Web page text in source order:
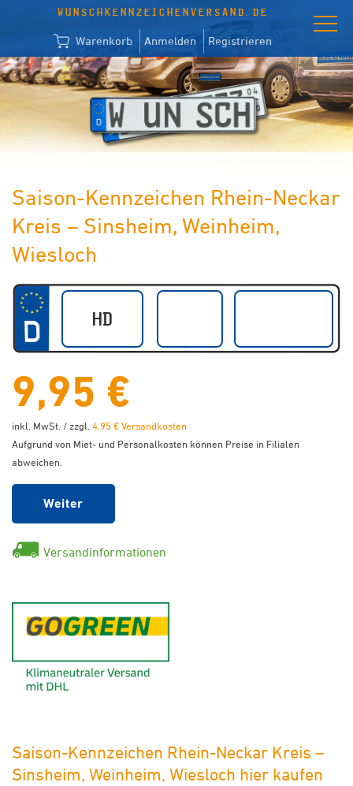
WUNSCHKENNZEICHENVERSAND.DE
Warenkorb Anmelden Registrieren
Saison-Kennzeichen Rhein-Neckar
Kreis – Sinsheim, Weinheim,
Wiesloch
9,95 €
inkl. MwSt. / zzgl. 4,95 € Versandkosten
Aufgrund von Miet- und Personalkosten können Preise in Filialen
abweichen.
Weiter
Versandinformationen
Saison-Kennzeichen Rhein-Neckar Kreis –
Sinsheim, Weinheim, Wiesloch hier kaufen